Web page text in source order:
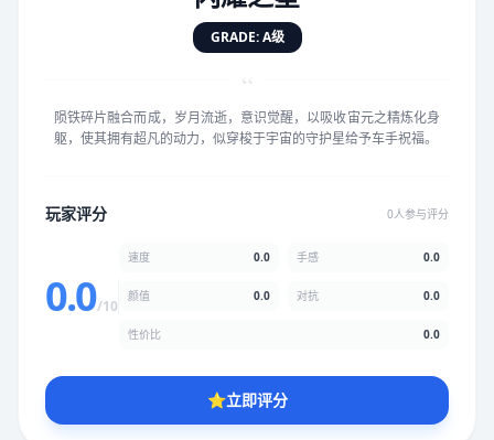
GRADE: A级
“
陨铁碎片融合而成，岁月流逝，意识觉醒，以吸收宙元之精炼化身
躯，使其拥有超凡的动力，似穿梭于宇宙的守护星给予车手祝福。
玩家评分 0人参与评分
0.0/10
速度 0.0 手感 0.0
颜值 0.0 对抗 0.0
性价比 0.0
⭐立即评分
★★★★★★
手感 5.0分
★★ ★ ★
性价比
★★★★★★★★★★